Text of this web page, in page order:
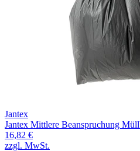
Jantex
Jantex Mittlere Beanspruchung
16,82 €
zzgl. MwSt.